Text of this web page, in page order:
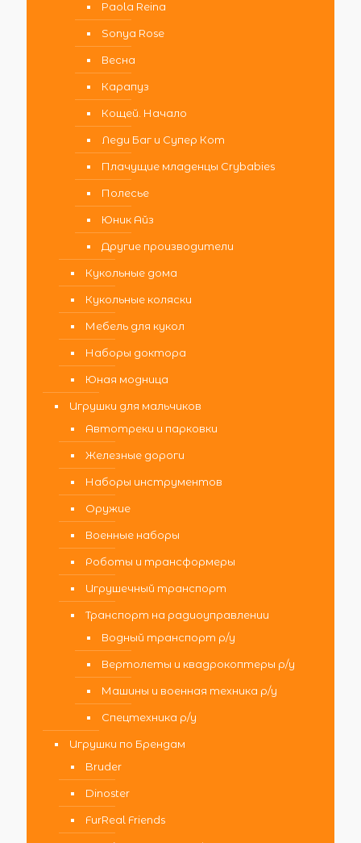
Paola Reina
Sonya Rose
Весна
Карапуз
Кощей. Начало
Леди Баг и Супер Кот
Плачущие младенцы Crybabies
Полесье
Юник Айз
Другие производители
Кукольные дома
Кукольные коляски
Мебель для кукол
Наборы доктора
Юная модница
Игрушки для мальчиков
Автотреки и парковки
Железные дороги
Наборы инструментов
Оружие
Военные наборы
Роботы и трансформеры
Игрушечный транспорт
Транспорт на радиоуправлении
Водный транспорт р/у
Вертолеты и квадрокоптеры р/у
Машины и военная техника р/у
Спецтехника р/у
Игрушки по Брендам
Bruder
Dinoster
FurReal Friends